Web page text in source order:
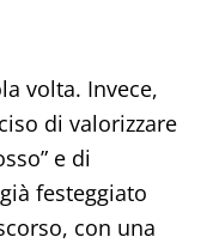
volta. Invece,
di valorizzare
e di
festeggiato
con una